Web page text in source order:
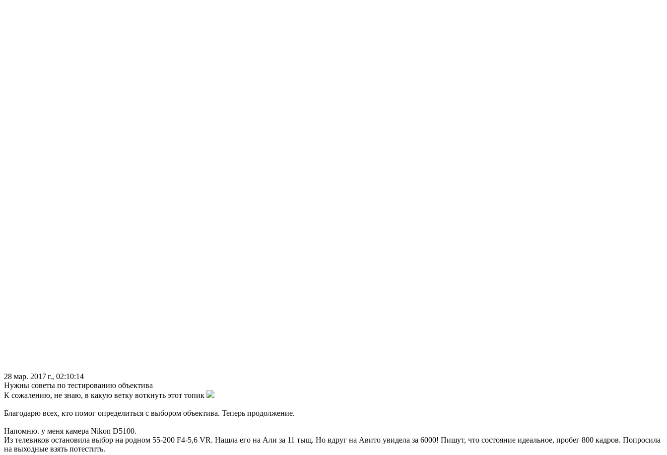
28 мар. 2017 г., 02:10:14
Нужны советы по тестированию объектива
К сожалению, не знаю, в какую ветку воткнуть этот топик
Благодарю всех, кто помог определиться с выбором объектива. Теперь продолжение.
Напомню. у меня камера Nikon D5100.
Из телевиков остановила выбор на родном 55-200 F4-5,6 VR. Нашла его на Али за 11 тыщ. Но вдруг на Авито увидела за 6000! Пишут, что состояние идеальное, пробег 800 кадров. Попросила
на выходные взять потестить.